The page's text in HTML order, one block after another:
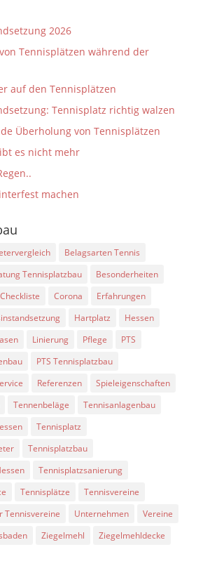
2026
Tennisplätzen während der
auf den Tennisplätzen
Tennisplatz richtig walzen
Überholung von Tennisplätzen
es nicht mehr
machen
Belagsarten Tennis
Tennisplatzbau
Besonderheiten
Checkliste Corona
Erfahrungen
Hartplatz
Hessen
Linierung Pflege
PTS
PTS Tennisplatzbau
Referenzen
Spieleigenschaften
Tennenbeläge
Tennisanlagenbau
Tennisplatz
Tennisplatzbau
Tennisplatzsanierung
Tennisplätze
Tennisvereine
Tennisvereine Unternehmen
Vereine
Ziegelmehl
Ziegelmehldecke